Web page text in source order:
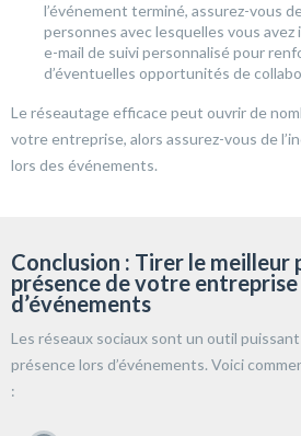
l’événement terminé, assurez-vous
personnes avec lesquelles vous avez
e-mail de suivi personnalisé pour
d’éventuelles opportunités de
Le réseautage efficace peut ouvrir de
votre entreprise, alors assurez-vous de
lors des événements.
Conclusion : Tirer le meilleur
présence de votre
d’événements
Les réseaux sociaux sont un outil
présence lors d’événements. Voici
: